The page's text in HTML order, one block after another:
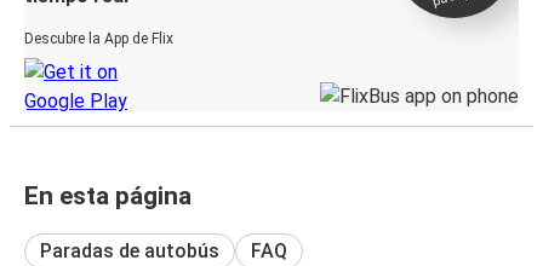
Descubre la App de Flix
En esta página
Paradas de autobús FAQ